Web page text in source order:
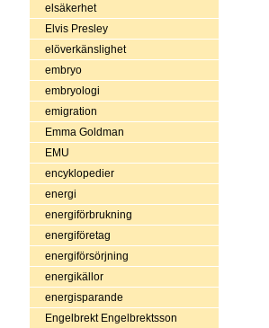
elsäkerhet
Elvis Presley
elöverkänslighet
embryo
embryologi
emigration
Emma Goldman
EMU
encyklopedier
energi
energiförbrukning
energiföretag
energiförsörjning
energikällor
energisparande
Engelbrekt Engelbrektsson